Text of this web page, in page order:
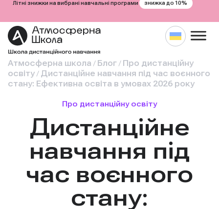
Літні знижки на вибрані навчальні програми знижка до 10%
Атмосферна школа / Блог / Про дистанційну
освіту / Дистанційне навчання під час воєнного
стану: Ефективна освіта в умовах 2026 року
Про дистанційну освіту
Дистанційне
навчання під
час воєнного
стану: